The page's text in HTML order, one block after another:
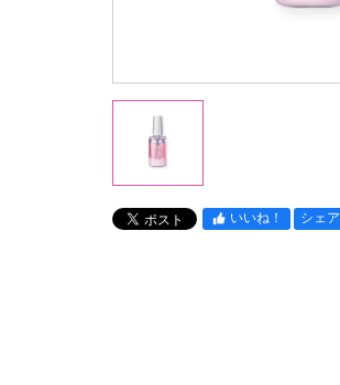
いいね！ シェア